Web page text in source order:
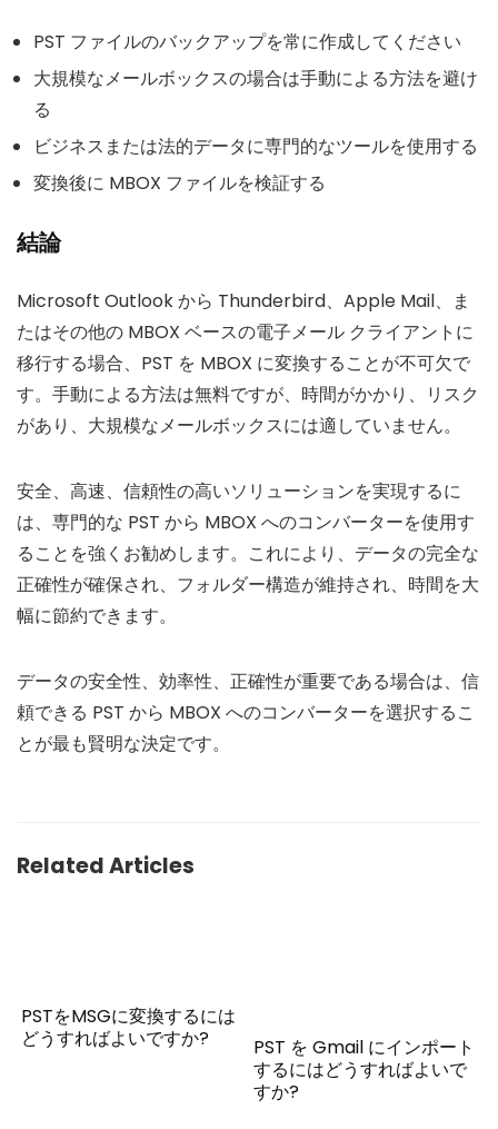
PST ファイルのバックアップを常に作成してください
大規模なメールボックスの場合は手動による方法を避け
る
ビジネスまたは法的データに専門的なツールを使用する
変換後に MBOX ファイルを検証する
結論
Microsoft Outlook から Thunderbird、Apple Mail、ま
たはその他の MBOX ベースの電子メール クライアントに
移行する場合、PST を MBOX に変換することが不可欠で
す。手動による方法は無料ですが、時間がかかり、リスク
があり、大規模なメールボックスには適していません。
安全、高速、信頼性の高いソリューションを実現するに
は、専門的な PST から MBOX へのコンバーターを使用す
ることを強くお勧めします。これにより、データの完全な
正確性が確保され、フォルダー構造が維持され、時間を大
幅に節約できます。
データの安全性、効率性、正確性が重要である場合は、信
頼できる PST から MBOX へのコンバーターを選択するこ
とが最も賢明な決定です。
Related Articles
PSTをMSGに変換するには
どうすればよいですか?
PST を Gmail にインポート
するにはどうすればよいで
すか?